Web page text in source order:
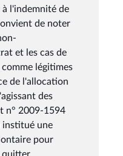
à l'indemnité de
de noter
et les cas de
légitimes
de l'allocation
des
n° 2009-1594
institué une
pour
quitter